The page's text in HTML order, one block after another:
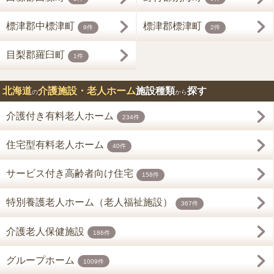
標津郡中標津町 9件 標津郡標津町 2件
目梨郡羅臼町 1件
北海道の介護施設・老人ホーム施設種類から探す
介護付き有料老人ホーム 234件
住宅型有料老人ホーム 40件
サービス付き高齢者向け住宅 158件
特別養護老人ホーム（老人福祉施設） 367件
介護老人保健施設 186件
グループホーム 1009件